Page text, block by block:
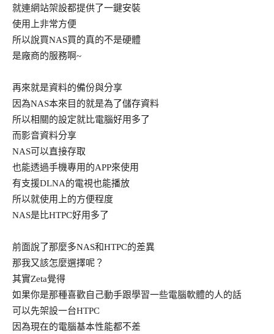
就連網站架設都提供了一鍵安裝
使用上非常方便
所以說買NAS買的真的不是硬體
是廠商的服務啊~
再來就是資料的備份與分享
因為NAS本來目的就是為了儲存資料
所以相關的設定就比電腦好用多了
而影音資料分享
NAS可以直接存取
也能透過手機專用的APP來使用
有支援DLNA的電視也能播放
所以就使用上的方便程度
NAS是比HTPC好用多了
前面說了那麼多NAS和HTPC的差異
那我又該怎麼選擇呢？
其實Zeta覺得
如果你是那種喜歡自己動手跟學習一些電腦軟體的人的話
可以先架設一台HTPC
因為現在的電腦基本性能都不差